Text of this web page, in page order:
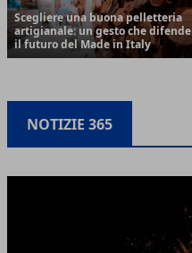
Scegliere una buona pelletteria
artigianale: un gesto che difende
il futuro del Made in Italy
NOTIZIE 365